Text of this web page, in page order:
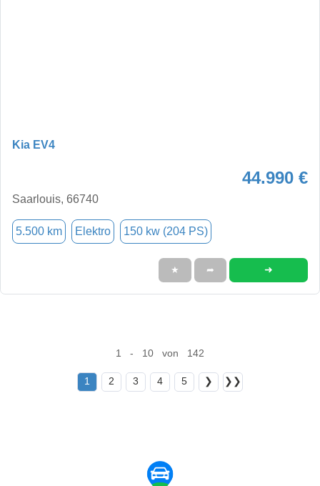
Kia EV4
44.990 €
Saarlouis, 66740
5.500 km Elektro 150 kw (204 PS)
★ ➦ ➜
1 - 10 von 142
1 2 3 4 5 ❯ ❯❯